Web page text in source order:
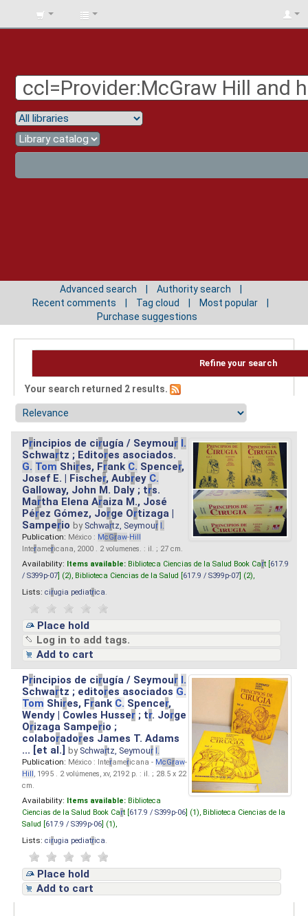
BIBLIOTECA
Advanced search
Authority search
Recent comments
Tag cloud
Most popular
Purchase suggestions
Refine your search
Your search returned 2 results.
Principios de cirugía / Seymour I.
Schwartz ; Editores asociados.
G. Tom Shires, Frank C. Spencer,
Josef E. | Fischer, Aubrey C.
Galloway, John M. Daly ; trs.
Martha Elena Araiza M., José
Pérez Gómez, Jorge Ortizaga |
Samperio by Schwartz, Seymour I.
Publication: México : McGraw-Hill
Interamericana, 2000 . 2 volumenes. : il. ; 27 cm.
Availability: Items available: Biblioteca Ciencias de la Salud Book Cart [ 617.9
/ S399p-07 ] (2), Biblioteca Ciencias de la Salud [ 617.9 / S399p-07 ] (2),
Lists: cirugia pediatrica
Place hold
Log in to add tags.
Add to cart
Principios de cirugía / Seymour I.
Schwartz ; editores asociados G.
Tom Shires, Frank C. Spencer,
Wendy | Cowles Husser ; tr. Jorge
Orizaga Samperio ;
colaboradores James T. Adams
... [et al.]by Schwartz, Seymour I.
Publication: México : Interamericana - McGraw-
Hill, 1995 . 2 volúmenes, xv, 2192 p. : il. ; 28.5 x 22
cm.
Availability: Items available: Biblioteca
Ciencias de la Salud Book Cart [ 617.9 / S399p-06 ] (1), Biblioteca Ciencias de la
Salud [ 617.9 / S399p-06 ] (1),
Lists: cirugia pediatrica
Place hold
Add to cart